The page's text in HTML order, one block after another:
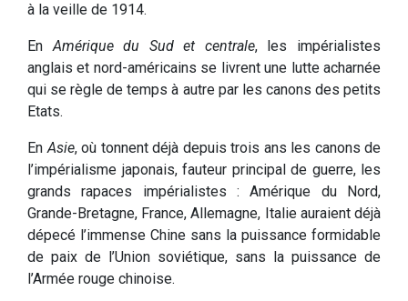
à la veille de 1914.
EnAmérique du Sud et centrale, les impérialistes
anglais et nord-américains se livrent une lutte acharnée
qui se règle de temps à autre par les canons des petits
Etats.
EnAsie, où tonnent déjà depuis trois ans les canons de
l’impérialisme japonais, fauteur principal de guerre, les
grands rapaces impérialistes : Amérique du Nord,
Grande-Bretagne, France, Allemagne, Italie auraient déjà
dépecé l’immense Chine sans la puissance formidable
de paix de l’Union soviétique, sans la puissance de
l’Armée rouge chinoise.